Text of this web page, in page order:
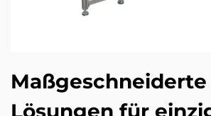
Maßgeschneiderte
Lösungen für